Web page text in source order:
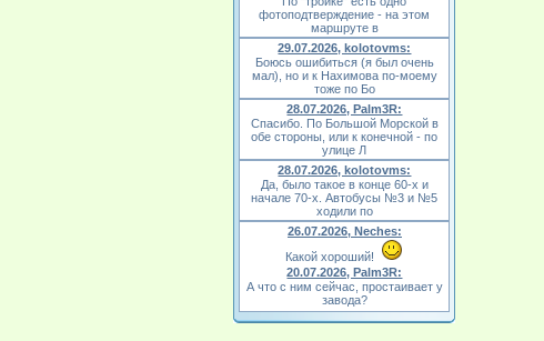
фотоподтверждение - на этом
маршруте в
29.07.2026, kolotovms:
Боюсь ошибиться (я был очень
мал), но и к Нахимова по-моему
тоже по Бо
28.07.2026, Palm3R:
Спасибо. По Большой Морской в
обе стороны, или к конечной - по
улице Л
28.07.2026, kolotovms:
Да, было такое в конце 60-х и
начале 70-х. Автобусы №3 и №5
ходили по
26.07.2026, Neches:
Какой хороший!
20.07.2026, Palm3R:
А что с ним сейчас, простаивает у
завода?